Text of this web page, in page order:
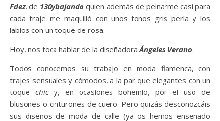
Fdez. de 130ybajando quien además de peinarme casi para
cada traje me maquilló con unos tonos gris perla y los
labios con un toque de rosa.
Hoy, nos toca hablar de la diseñadoraÁngeles Verano.
Todos conocemos su trabajo en moda flamenca, con
trajes sensuales y cómodos, a la par que elegantes con un
toque chic y, en ocasiones bohemio, por el uso de
blusones o cinturones de cuero. Pero quizás desconozcáis
sus diseños de moda de calle (ya os hemos enseñado